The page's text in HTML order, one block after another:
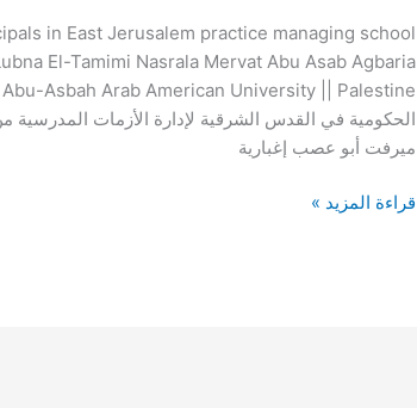
in East Jerusalem practice managing school
El-Tamimi Nasrala Mervat Abu Asab Agbaria
الحكومية في القدس الشرقية لإدارة الأزمات المدرسية
ميرفت أبو عصب إغبارية
في
القدس
الشرقية
لإدارة
الأزمات
من
قراءة المزيد »